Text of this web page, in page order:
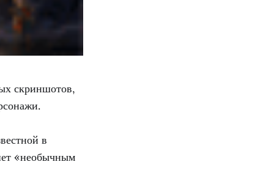
скриншотов,
в
«необычным